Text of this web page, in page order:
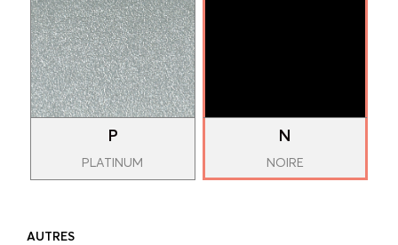
P
PLATINUM
N
NOIRE
AUTRES